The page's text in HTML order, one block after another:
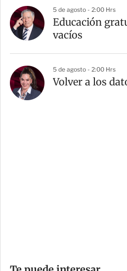
5 de agosto - 2:00 Hrs
Educación
vacíos
5 de agosto - 2:00 Hrs
Volver a los